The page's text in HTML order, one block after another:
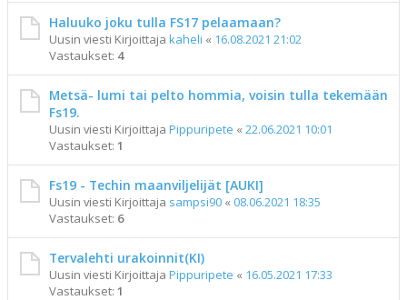
Haluuko joku tulla FS17 pelaamaan?
Uusin viesti Kirjoittaja kaheli « 16.08.2021 21:02
Vastaukset: 4
Metsä- lumi tai pelto hommia, voisin tulla tekemään
Fs19.
Uusin viesti Kirjoittaja Pippuripete « 22.06.2021 10:01
Vastaukset: 1
Fs19 - Techin maanviljelijät [AUKI]
Uusin viesti Kirjoittaja sampsi90 « 08.06.2021 18:35
Vastaukset: 6
Tervalehti urakoinnit(KI)
Uusin viesti Kirjoittaja Pippuripete « 16.05.2021 17:33
Vastaukset: 1